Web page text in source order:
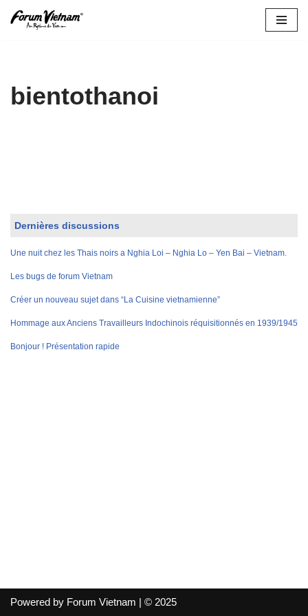
bientothanoi
Dernières discussions
Une nuit chez les Thais noirs a Nghia Loi – Nghia Lo – Yen Bai – Vietnam.
Les bugs de forum Vietnam
Créer un nouveau sujet dans “La Cuisine vietnamienne”
Hommage aux Anciens Travailleurs Indochinois réquisitionnés en 1939/1945
Bonjour ! Présentation rapide
Powered by Forum Vietnam | © 2025